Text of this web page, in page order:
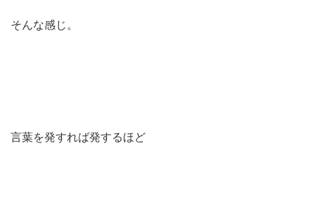
そんな感じ。
言葉を発すれば発するほど